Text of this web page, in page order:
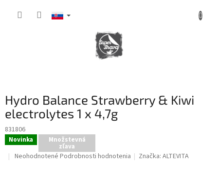
Hydro Balance Strawberry & Kiwi
electrolytes 1 x 4,7g
831806
Novinka Množstevná
zľava
Priemerné
Neohodnotené Podrobnosti hodnotenia Značka:ALTEVITA